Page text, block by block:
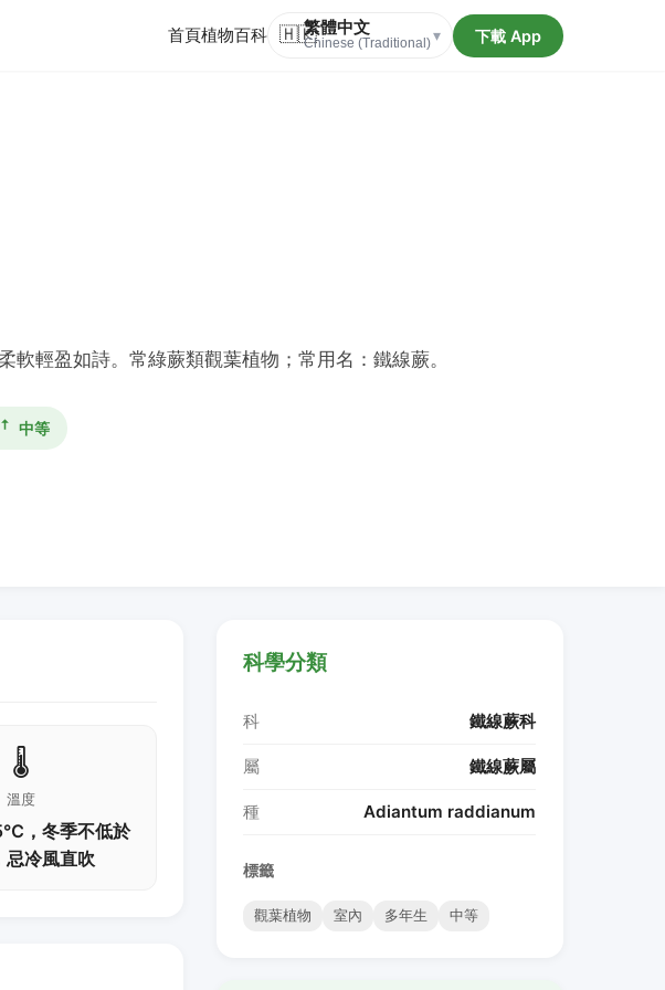
首頁植物百科 🇭🇰繁體中文
Chinese (Traditional)▾ 下載 App
軟輕盈如詩。常綠蕨類觀葉植物；常用名：鐵線蕨。
中等
🌡️
溫度
，冬季不低於
冷風直吹
科學分類
科 鐵線蕨科
屬 鐵線蕨屬
種 Adiantum raddianum
標籤
觀葉植物 室內 多年生 中等